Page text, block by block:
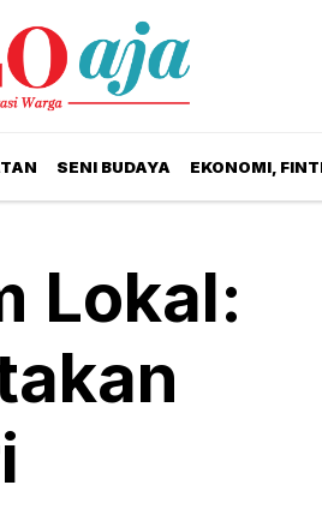
SENI BUDAYA EKONOMI,
Lokal: